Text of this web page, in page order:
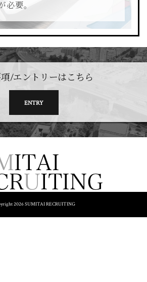
必要。
/エントリーはこちら
ENTRY
2026 SUMITAI RECRUITING